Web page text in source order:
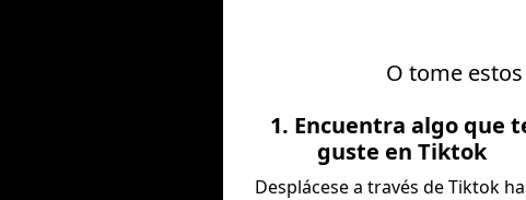
O tome
1. Encuentra algo que
guste en Tiktok
Desplácese a través de Tiktok